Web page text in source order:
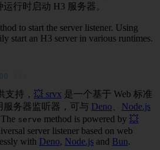
行时启动 H3 服务器。
to start the server listener. Using
start an H3 server in various runtimes.
支持， 💥 srvx 是一个基于 Web 标准
务器监听器，可与 Deno
Node.js
The serve method is powered by 💥
server listener based on web
with Deno, Node.js and Bun.